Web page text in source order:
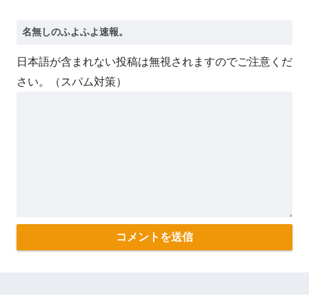
日本語が含まれない投稿は無視されますのでご注意くだ
さい。（スパム対策）